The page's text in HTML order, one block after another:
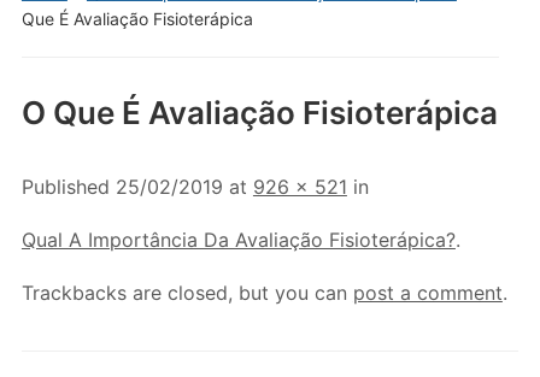
Que É Avaliação Fisioterápica
O Que É Avaliação Fisioterápica
Published 25/02/2019 at 926 × 521 in
Qual A Importância Da Avaliação Fisioterápica?.
Trackbacks are closed, but you can post a comment.